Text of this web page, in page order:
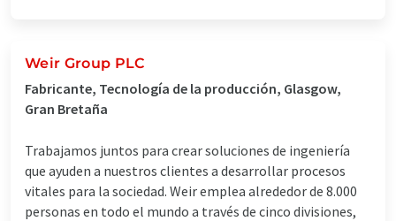
Weir Group PLC
Fabricante, Tecnología de la producción, Glasgow,
Gran Bretaña
Trabajamos juntos para crear soluciones de ingeniería
que ayuden a nuestros clientes a desarrollar procesos
vitales para la sociedad. Weir emplea alrededor de 8.000
personas en todo el mundo a través de cinco divisiones,